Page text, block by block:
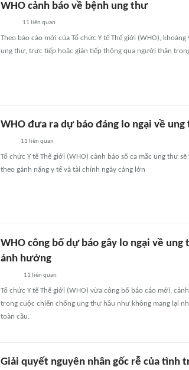
WHO cảnh báo về bệnh ung thư
11 liên quan
Theo báo cáo mới của Tổ chức Y tế Thế giới (WHO),
ung thư, trực tiếp hoặc gián tiếp thông qua người thân
WHO đưa ra dự báo đáng lo ngại về
11 liên quan
Tổ chức Y tế Thế giới (WHO) cảnh báo số ca mắc ung thư
theo gánh nặng y tế và tài chính ngày càng lớn
WHO công bố dự báo gây lo ngại về
ảnh hưởng
11 liên quan
Tổ chức Y tế Thế giới (WHO) vừa công bố báo cáo mới,
trong cuộc chiến chống ung thư hầu như không mang lại
toàn cầu.
Giải quyết nguyên nhân gốc rễ của tình